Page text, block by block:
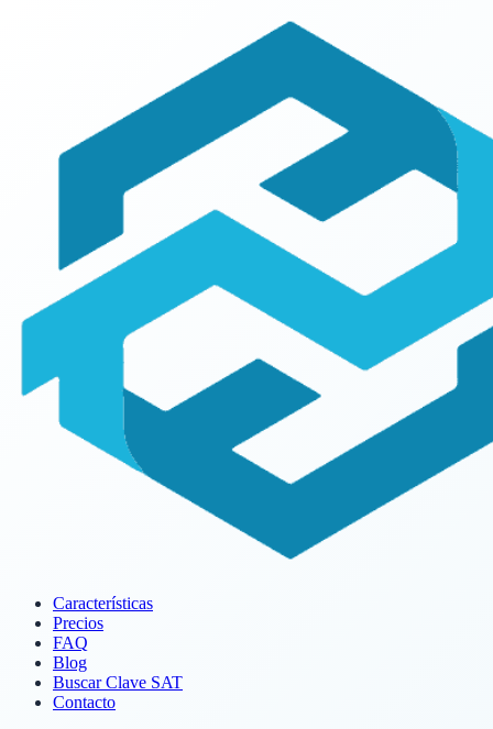
Características
Precios
FAQ
Blog
Buscar Clave SAT
Contacto